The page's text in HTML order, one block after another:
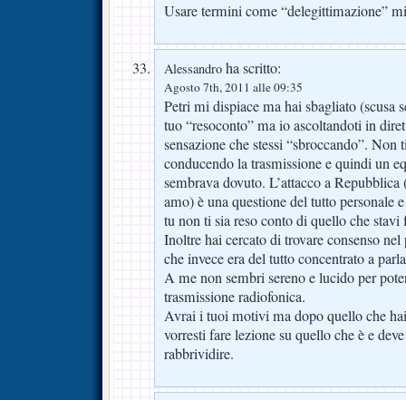
Usare termini come “delegittimazione”
Alessandro ha scritto:
Agosto 7th, 2011 alle 09:35
Petri mi dispiace ma hai sbagliato (scusa
tuo “resoconto” ma io ascoltandoti in
sensazione che stessi “sbroccando”. Non
conducendo la trasmissione e quindi un
sembrava dovuto. L’attacco a Repubblica
amo) è una questione del tutto personale
tu non ti sia reso conto di quello che stavi
Inoltre hai cercato di trovare consenso
che invece era del tutto concentrato a
A me non sembri sereno e lucido per
trasmissione radiofonica.
Avrai i tuoi motivi ma dopo quello che
vorresti fare lezione su quello che è e
rabbrividire.